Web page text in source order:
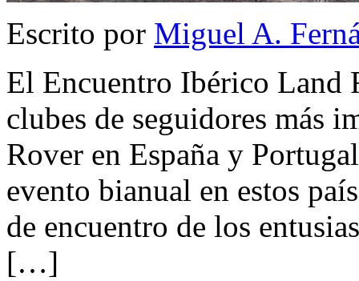
Escrito por Miguel A.
El Encuentro Ibérico Land
clubes de seguidores más
Rover en España y
evento bianual en estos
de encuentro de los
[…]